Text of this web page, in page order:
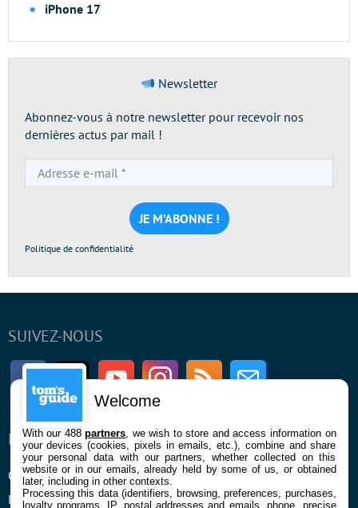
iPhone 17
Newsletter
Abonnez-vous à notre newsletter pour recevoir nos
dernières actus par mail !
e-
mail
*
Politique de confidentialité
SUIVEZ-NOUS
FacebookTwitter Youtube InstagramRSS Newsletter
ENTREPRISE
Qui sommes nous
Mentions légales et CGU
À PROPOS
La rédaction
Contact
Welcome
With our 488partners , we wish to store and access information on
your devices (cookies, pixels in emails, etc.), combine and share
your personal data with our partners, whether collected on this
website or in our emails, already held by some of us, or obtained
later, including in other contexts.
Processing this data (identifiers, browsing, preferences, purchases,
loyalty programs, IP, postal addresses and emails, phone, precise